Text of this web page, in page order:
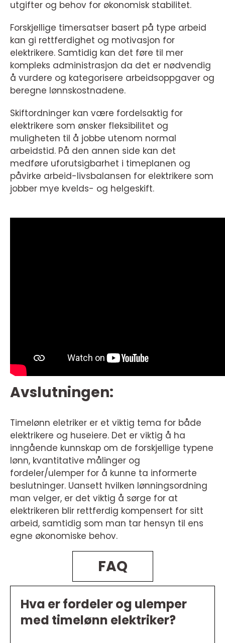
utgifter og behov for økonomisk stabilitet.
Forskjellige timersatser basert på type arbeid
kan gi rettferdighet og motivasjon for
elektrikere. Samtidig kan det føre til mer
kompleks administrasjon da det er nødvendig
å vurdere og kategorisere arbeidsoppgaver og
beregne lønnskostnadene.
Skiftordninger kan være fordelsaktig for
elektrikere som ønsker fleksibilitet og
muligheten til å jobbe utenom normal
arbeidstid. På den annen side kan det
medføre uforutsigbarhet i timeplanen og
påvirke arbeid-livsbalansen for elektrikere som
jobber mye kvelds- og helgeskift.
Avslutningen:
Timelønn eletriker er et viktig tema for både
elektrikere og huseiere. Det er viktig å ha
inngående kunnskap om de forskjellige typene
lønn, kvantitative målinger og
fordeler/ulemper for å kunne ta informerte
beslutninger. Uansett hvilken lønningsordning
man velger, er det viktig å sørge for at
elektrikeren blir rettferdig kompensert for sitt
arbeid, samtidig som man tar hensyn til ens
egne økonomiske behov.
FAQ
Hva er fordeler og ulemper
med timelønn elektriker?